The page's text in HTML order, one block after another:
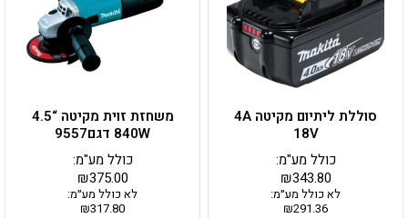
סוללת ליתיום מקיטה 4A
18V
₪343.80
כולל מע"מ:
לא כולל מע״מ:
₪291.36
משחזת זוית מקיטה “4.5
840W דגם9557
₪375.00
כולל מע"מ:
לא כולל מע״מ:
₪317.80